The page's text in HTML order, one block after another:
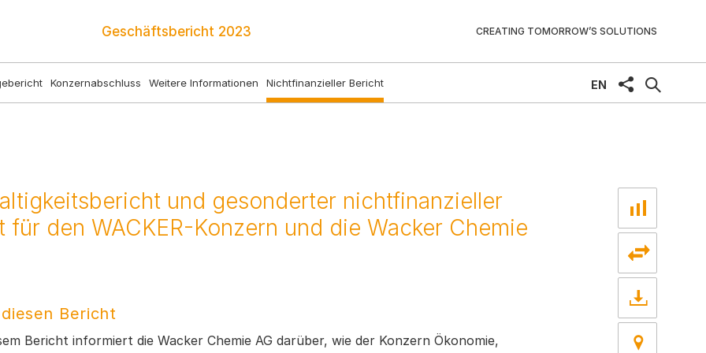
Geschäftsbericht 2023 CREATING TOMORROW’S SOLUTIONS
EN share
Konzernabschluss Weitere Informationen Nichtfinanzieller Bericht
und gesonderter nichtfinanzieller
für den WACKER-Konzern und die Wacker Chemie
Bericht
Bericht informiert die Wacker Chemie AG darüber, wie der Konzern Ökonomie,